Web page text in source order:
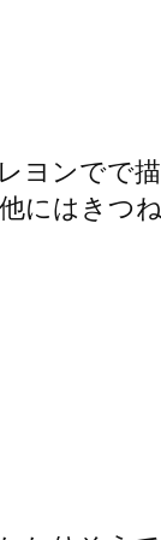
ヨンでで
にはきつ